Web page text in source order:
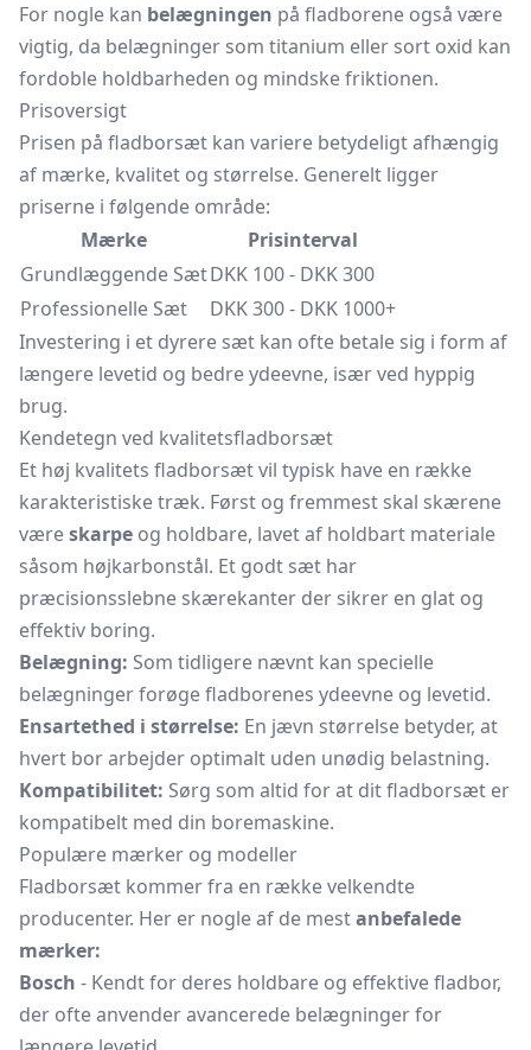
For nogle kan belægningen på fladborene også være
vigtig, da belægninger som titanium eller sort oxid kan
fordoble holdbarheden og mindske friktionen.
Prisoversigt
Prisen på fladborsæt kan variere betydeligt afhængig
af mærke, kvalitet og størrelse. Generelt ligger
priserne i følgende område:
Mærke
Prisinterval
Grundlæggende SætDKK 100 - DKK 300
Professionelle Sæt
DKK 300 - DKK 1000+
Investering i et dyrere sæt kan ofte betale sig i form af
længere levetid og bedre ydeevne, især ved hyppig
brug.
Kendetegn ved kvalitetsfladborsæt
Et høj kvalitets fladborsæt vil typisk have en række
karakteristiske træk. Først og fremmest skal skærene
væreskarpe og holdbare, lavet af holdbart materiale
såsom højkarbonstål. Et godt sæt har
præcisionsslebne skærekanter der sikrer en glat og
effektiv boring.
Belægning: Som tidligere nævnt kan specielle
belægninger forøge fladborenes ydeevne og levetid.
Ensartethed i størrelse: En jævn størrelse betyder, at
hvert bor arbejder optimalt uden unødig belastning.
Kompatibilitet: Sørg som altid for at dit fladborsæt er
kompatibelt med din boremaskine.
Populære mærker og modeller
Fladborsæt kommer fra en række velkendte
producenter. Her er nogle af de mestanbefalede
mærker:
Bosch - Kendt for deres holdbare og effektive fladbor,
der ofte anvender avancerede belægninger for